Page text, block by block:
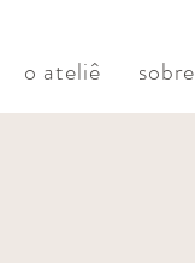
o ateliê sobre